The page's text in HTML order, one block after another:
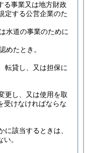
る事業又は地方財政
定する公営企業のた
水道の事業のために
めたとき。
転貸し、又は担保に
更し、又は使用を取
受けなければならな
に該当するときは、
。